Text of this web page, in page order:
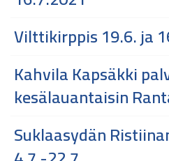
Vilttikirppis 19.6. ja
Kahvila Kapsäkki
kesälauantaisin
Suklaasydän